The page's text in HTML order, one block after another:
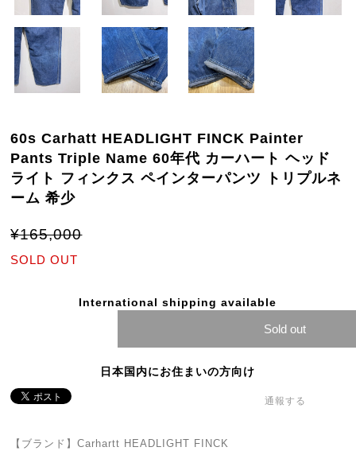
60s Carhatt HEADLIGHT FINCK Painter
Pants Triple Name 60年代 カーハート ヘッド
ライト フィンクス ペインターパンツ トリプルネ
ーム 希少
¥165,000
SOLD OUT
International shipping available
Sold out
日本国内にお住まいの方向け
通報する
【ブランド】Carhartt HEADLIGHT FINCK